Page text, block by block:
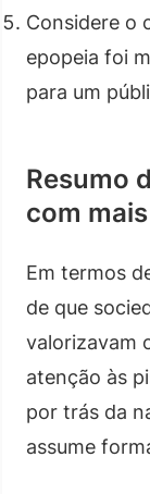
Considere o
epopeia foi
para um
Resumo
com
Em termos
de que
valorizavam
atenção às
por trás da
assume